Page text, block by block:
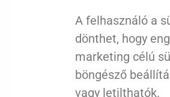
A felhasználó a
dönthet, hogy
marketing célú
böngésző
vagy letilthatók.